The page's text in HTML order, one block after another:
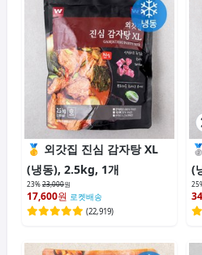
외갓집 진심 감자탕 XL
(냉동), 2.5kg, 1개
23%23,000원
17,600원 로켓배송
(22,919)
(